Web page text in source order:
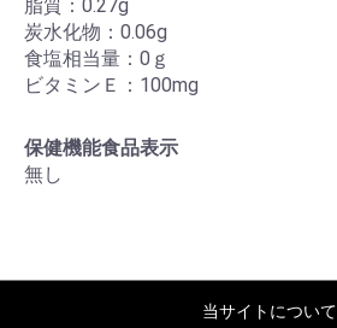
脂質：0.27g
炭水化物：0.06g
食塩相当量：0ｇ
ビタミンＥ：100mg
保健機能食品表示
無し
当サイトについて